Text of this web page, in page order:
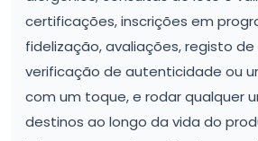
certificações, inscrições em
fidelização, avaliações, registo
verificação de autenticidade ou
com um toque, e rodar qualquer
destinos ao longo da vida do